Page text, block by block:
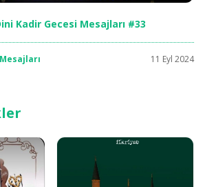
Kadir Gecesi Mesajları #33
11 Eyl 2024